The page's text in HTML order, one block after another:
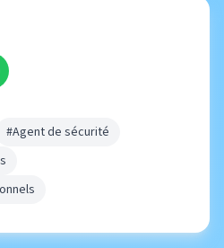
#Agent de sécurité